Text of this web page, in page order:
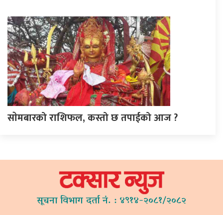
साेमबारको राशिफल, कस्तो छ तपाईको आज ?
सूचना विभाग दर्ता नं. : ४९१४-२०८१/२०८२